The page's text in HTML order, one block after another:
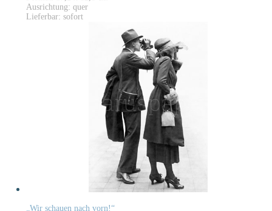
Ausrichtung: quer
Lieferbar: sofort
„Wir schauen nach vorn!“